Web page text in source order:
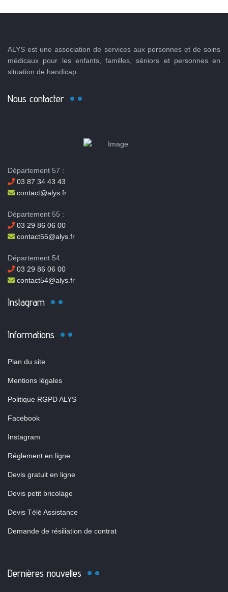
ALYS est une association de services aux personnes et de soins
médicaux pour les enfants, familles, séniors et personnes en
situation de handicap.
Nous contacter
Département 57 :
03 87 34 43 43
contact@alys.fr
Département 55 :
03 29 86 06 00
contact55@alys.fr
Département 54 :
03 29 86 06 00
contact54@alys.fr
Instagram
Informations
Plan du site
Mentions légales
Politique RGPD ALYS
Facebook
Instagram
Réglement en ligne
Devis gratuit en ligne
Devis petit bricolage
Devis Télé Assistance
Demande de résiliation de contrat
Dernières nouvelles